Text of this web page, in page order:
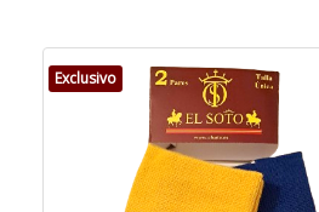
Exclusivo